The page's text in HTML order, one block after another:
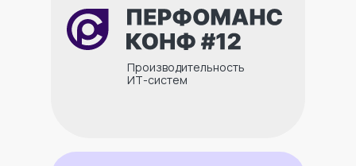
Производительность
ИТ-систем